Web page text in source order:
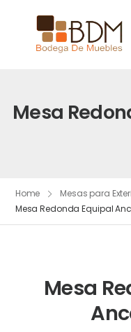
Mesa
Home
Mesas para
Mesa Redonda Equipal
Mesa